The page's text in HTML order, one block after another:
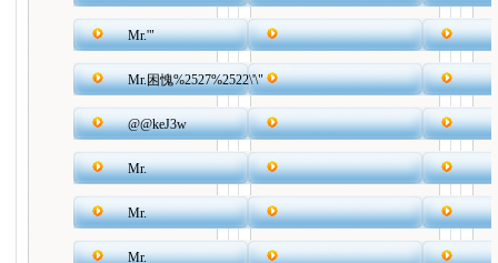
Mr.'"
Mr.困愧%2527%2522\'\"
@@keJ3w
Mr.
Mr.
Mr.